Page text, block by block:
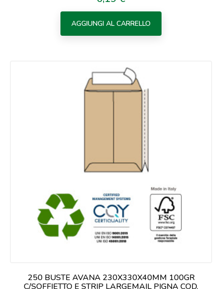
AGGIUNGI AL CARRELLO
250 BUSTE AVANA 230X330X40MM 100GR
C/SOFFIETTO E STRIP LARGEMAIL PIGNA COD.